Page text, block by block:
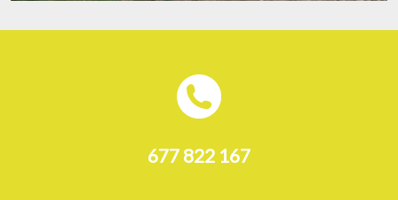
677 822 167